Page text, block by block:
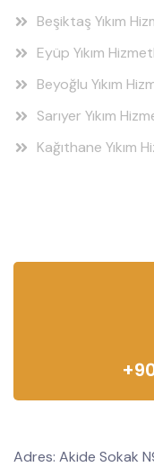
Beşiktaş Yıkım
Eyüp Yıkım
Beyoğlu Yıkım
Sarıyer Yıkım
Kağıthane Yıkım
Adres: Akide Sokak